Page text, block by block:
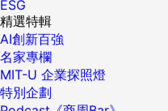
ESG
精選特輯
AI創新百強
名家專欄
MIT-U 企業探照燈
特別企劃